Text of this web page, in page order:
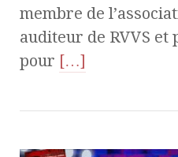
membre de
auditeur de RVVS et
pour […]